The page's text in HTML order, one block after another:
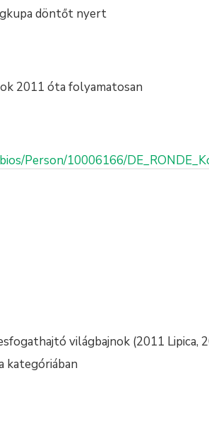
döntőt nyert
2011 óta folyamatosan
Person/10006166/
világbajnok (2011 Lipica,
kategóriában